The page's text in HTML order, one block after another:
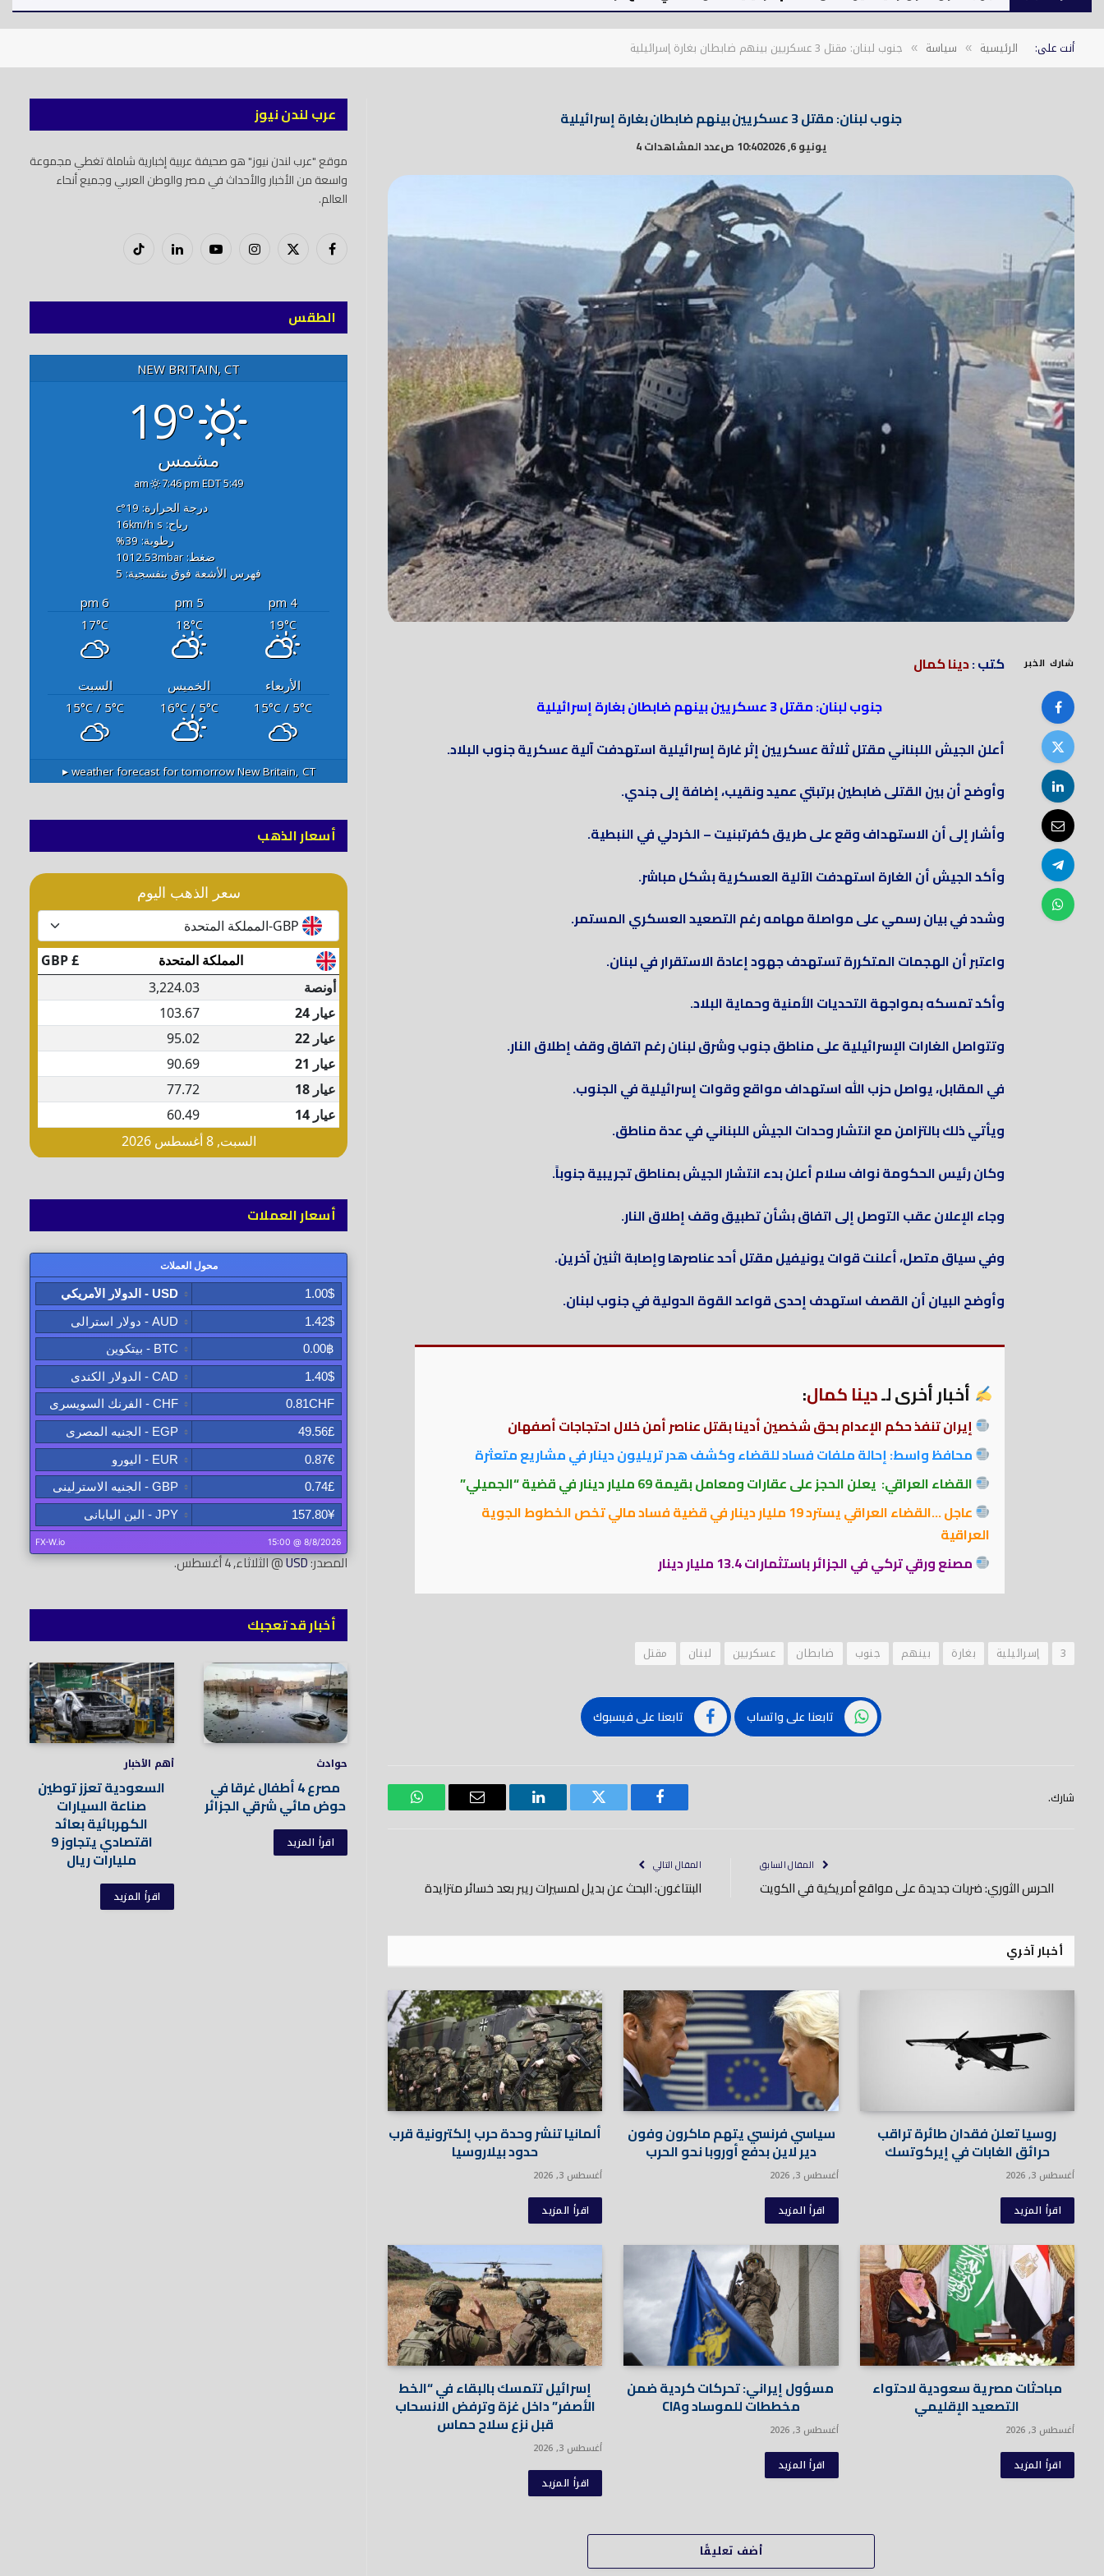
أنت على: الرئيسية » سياسة » جنوب لبنان: مقتل 3 عسكريين بينهم ضابطان بغارة إسرائيلية
جنوب لبنان: مقتل 3 عسكريين بينهم ضابطان بغارة إسرائيلية
يونيو 6, 2026 10:40 ص عدد المشاهدات 4
شارك الخبر كتب :دينا كمال
جنوب لبنان: مقتل 3 عسكريين بينهم ضابطان بغارة إسرائيلية
أعلن الجيش اللبناني مقتل ثلاثة عسكريين إثر غارة إسرائيلية استهدفت آلية عسكرية جنوب البلاد.
وأوضح أن بين القتلى ضابطين برتبتي عميد ونقيب، إضافة إلى جندي.
وأشار إلى أن الاستهداف وقع على طريق كفرتبنيت – الخردلي في النبطية.
وأكد الجيش أن الغارة استهدفت الآلية العسكرية بشكل مباشر.
وشدد في بيان رسمي على مواصلة مهامه رغم التصعيد العسكري المستمر.
واعتبر أن الهجمات المتكررة تستهدف جهود إعادة الاستقرار في لبنان.
وأكد تمسكه بمواجهة التحديات الأمنية وحماية البلاد.
وتتواصل الغارات الإسرائيلية على مناطق جنوب وشرق لبنان رغم اتفاق وقف إطلاق النار.
في المقابل، يواصل حزب الله استهداف مواقع وقوات إسرائيلية في الجنوب.
ويأتي ذلك بالتزامن مع انتشار وحدات الجيش اللبناني في عدة مناطق.
وكان رئيس الحكومة نواف سلام أعلن بدء انتشار الجيش بمناطق تجريبية جنوباً.
وجاء الإعلان عقب التوصل إلى اتفاق بشأن تطبيق وقف إطلاق النار.
وفي سياق متصل، أعلنت قوات يونيفيل مقتل أحد عناصرها وإصابة اثنين آخرين.
وأوضح البيان أن القصف استهدف إحدى قواعد القوة الدولية في جنوب لبنان.
أخبار أخرى لـدينا كمال:
إيران تنفذ حكم الإعدام بحق شخصين أدينا بقتل عناصر أمن خلال احتجاجات أصفهان
محافظ واسط: إحالة ملفات فساد للقضاء وكشف هدر تريليون دينار في مشاريع متعثرة
القضاء العراقي: يعلن الحجز على عقارات ومعامل بقيمة 69 مليار دينار في قضية “الجميلي”
عاجل …القضاء العراقي يسترد 19 مليار دينار في قضية فساد مالي تخص الخطوط الجوية
العراقية
مصنع ورقي تركي في الجزائر باستثمارات 13.4 مليار دينار
3 إسرائيلية بغارة بينهم جنوب ضابطان عسكريين لبنان مقتل
تابعنا على واتساب تابعنا على فيسبوك
شارك.
فيسبوك تويتر لينكدود
بريد
واتساب
المقال السابق
الحرس الثوري: ضربات جديدة على مواقع أمريكية في الكويت
المقال التالي
البنتاغون: البحث عن بديل لمسيرات ريبر بعد خسائر متزايدة
أخبار آخري
روسيا تعلن فقدان طائرة تراقب
حرائق الغابات في إيركوتسك
أغسطس 3, 2026
اقرأ المزيد
سياسي فرنسي يتهم ماكرون وفون
دير لاين بدفع أوروبا نحو الحرب
أغسطس 3, 2026
اقرأ المزيد
ألمانيا تنشر وحدة حرب إلكترونية قرب
حدود بيلاروسيا
أغسطس 3, 2026
اقرأ المزيد
مباحثات مصرية سعودية لاحتواء
التصعيد الإقليمي
أغسطس 3, 2026
اقرأ المزيد
مسؤول إيراني: تحركات كردية ضمن
مخططات للموساد وCIA
أغسطس 3, 2026
اقرأ المزيد
إسرائيل تتمسك بالبقاء في “الخط
الأصفر” داخل غزة وترفض الانسحاب
قبل نزع سلاح حماس
أغسطس 3, 2026
اقرأ المزيد
أضف تعليقًا
عرب لندن نيوز
موقع "عرب لندن نيوز" هو صحيفة عربية إخبارية شاملة تغطي مجموعة
واسعة من الأخبار والأحداث في مصر والوطن العربي وجميع أنحاء
العالم.
فيسبوك
X
إنستغرام يوتيوب لينكدود
تيك
الطقس
NEW BRITAIN, CT
19°
مشمس
5:49 am
7:46 pm EDT
درجة الحرارة: 19
°c
رياح: 16 km/h s
رطوبة: 39
%
ضغط: 1012.53mbar
فهرس الأشعة فوق بنفسجية: 5
4 pm
5 pm
6 pm
19°C
18°C
17°C
الأربعاء الخميس
السبت
15°C/ 5°C
16°C/ 5°C
15°C / 5°C
New Britain, CT
weather forecast for tomorrow ▸
أسعار الذهب
أسعار العملات
المصدر:USD@ الثلاثاء, 4 أغسطس.
أخبار قد تعجبك
حوادث
مصرع 4 أطفال غرقا في
حوض مائي شرقي الجزائر
اقرأ المزيد
أهم الأخبار
السعودية تعزز توطين
صناعة السيارات
الكهربائية بعائد
اقتصادي يتجاوز 9
مليارات ريال
اقرأ المزيد